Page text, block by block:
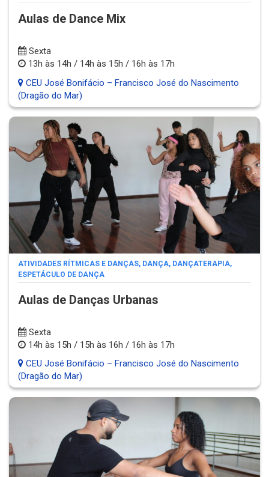
Aulas de Dance Mix
Sexta
13h às 14h / 14h às 15h / 16h às 17h
CEU José Bonifácio – Francisco José do Nascimento
(Dragão do Mar)
ATIVIDADES RÍTMICAS E DANÇAS, DANÇA, DANÇATERAPIA,
ESPETÁCULO DE DANÇA
Aulas de Danças Urbanas
Sexta
14h às 15h / 15h às 16h / 16h às 17h
CEU José Bonifácio – Francisco José do Nascimento
(Dragão do Mar)